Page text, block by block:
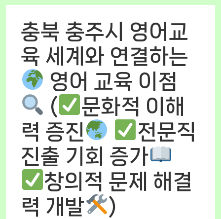
충북 충주시 영어교
육 세계와 연결하는
영어 교육 이점
(
문화적 이해
력 증진
전문직
진출 기회 증가
창의적 문제 해결
력 개발
)